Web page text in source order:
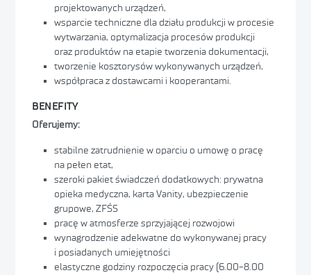
projektowanych urządzeń,
wsparcie techniczne dla działu produkcji w procesie
wytwarzania, optymalizacja procesów produkcji
oraz produktów na etapie tworzenia dokumentacji,
tworzenie kosztorysów wykonywanych urządzeń,
współpraca z dostawcami i kooperantami.
BENEFITY
Oferujemy:
stabilne zatrudnienie w oparciu o umowę o pracę
na pełen etat,
szeroki pakiet świadczeń dodatkowych: prywatna
opieka medyczna, karta Vanity, ubezpieczenie
grupowe, ZFŚS
pracę w atmosferze sprzyjającej rozwojowi
wynagrodzenie adekwatne do wykonywanej pracy
i posiadanych umiejętności
elastyczne godziny rozpoczęcia pracy (6.00-8.00